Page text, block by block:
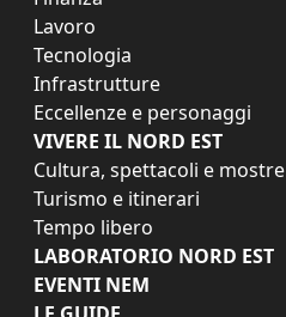
Lavoro
Tecnologia
Infrastrutture
Eccellenze e personaggi
VIVERE IL NORD EST
Cultura, spettacoli e mostre
Turismo e itinerari
Tempo libero
LABORATORIO NORD EST
EVENTI NEM